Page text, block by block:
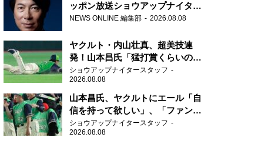
ッポン放送ショウアップナイタ
ー』
NEWS ONLINE 編集部 2026.08.08
ヤクルト・内山壮真、超美技連
発！山本昌氏「猛打賞くらいの価
値」
ショウアップナイタースタッフ
2026.08.08
山本昌氏、ヤクルトにエール「自
信を持って欲しい」、「ファンの
方も毎日応援してくれています」
ショウアップナイタースタッフ
2026.08.08